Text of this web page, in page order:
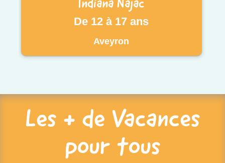
De 12 à 17 ans
Aveyron
Les + de Vacances
pour tous